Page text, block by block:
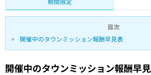
目次
開催中のタウンミッション報酬早見表
開催中のタウンミッション報酬早